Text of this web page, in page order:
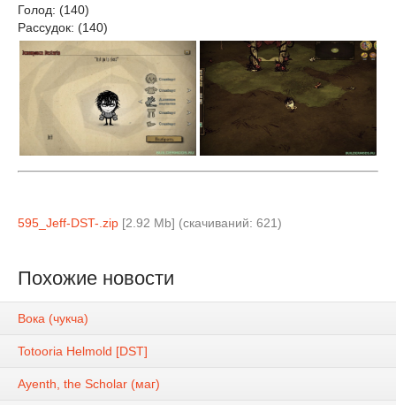
Голод: (140)
Рассудок: (140)
595_Jeff-DST-.zip [2.92 Mb] (cкачиваний: 621)
Похожие новости
Вока (чукча)
Totooria Helmold [DST]
Ayenth, the Scholar (маг)